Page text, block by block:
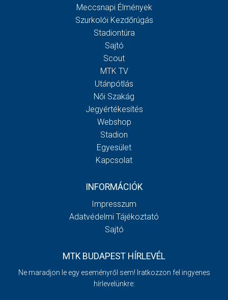
Meccsnapi Élmények
Szurkolói Kezdőrúgás
Stadiontúra
Sajtó
Scout
MTK TV
Utánpótlás
Női Szakág
Jegyértékesítés
Webshop
Stadion
Egyesület
Kapcsolat
INFORMÁCIÓK
Impresszum
Adatvédelmi Tájékoztató
Sajtó
MTK BUDAPEST HÍRLEVÉL
Ne maradjon le egy eseményről sem! Iratkozzon fel ingyenes
hírlevelünkre: